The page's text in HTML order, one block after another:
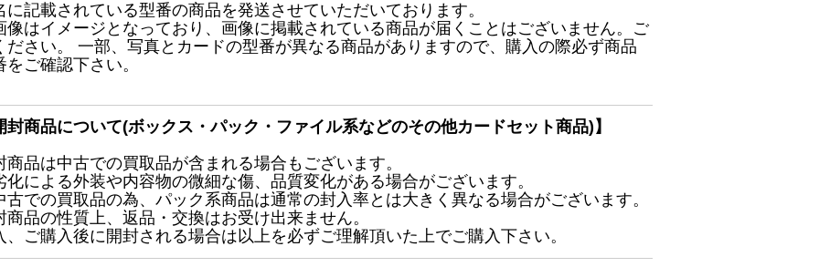
に記載されている型番の商品を発送させていただいております。
像はイメージとなっており、画像に掲載されている商品が届くことはございません。ご
ださい。 一部、写真とカードの型番が異なる商品がありますので、購入の際必ず商品
をご確認下さい。
封商品について(ボックス・パック・ファイル系などのその他カードセット商品)】
商品は中古での買取品が含まれる場合もございます。
化による外装や内容物の微細な傷、品質変化がある場合がございます。
古での買取品の為、パック系商品は通常の封入率とは大きく異なる場合がございます。
商品の性質上、返品・交換はお受け出来ません。
、ご購入後に開封される場合は以上を必ずご理解頂いた上でご購入下さい。